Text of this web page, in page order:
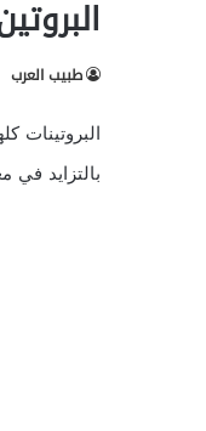
طبيب العرب
البروتينات
بالتزايد